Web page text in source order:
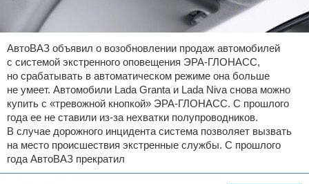
АвтоВАЗ объявил о возобновлении продаж автомобилей
с системой экстренного оповещения ЭРА-ГЛОНАСС,
но срабатывать в автоматическом режиме она больше
не умеет. Автомобили Lada Granta и Lada Niva снова можно
купить с «тревожной кнопкой» ЭРА-ГЛОНАСС. С прошлого
года ее не ставили из-за нехватки полупроводников.
В случае дорожного инцидента система позволяет вызвать
на место происшествия экстренные службы. С прошлого
года АвтоВАЗ прекратил